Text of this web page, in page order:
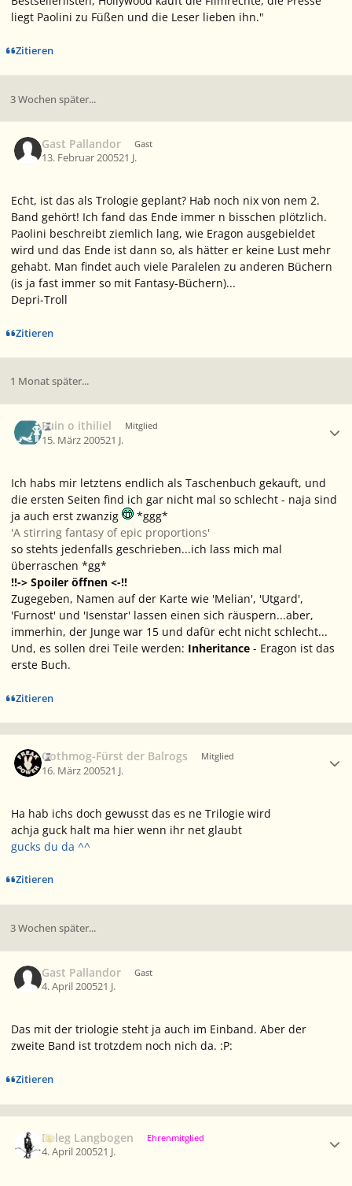
liegt Paolini zu Füßen und die Leser lieben ihn."
Zitieren
3 Wochen später...
Gast Pallandor Gast
13. Februar 200521 J.
Echt, ist das als Trologie geplant? Hab noch nix von nem 2.
Band gehört! Ich fand das Ende immer n bisschen plötzlich.
Paolini beschreibt ziemlich lang, wie Eragon ausgebieldet
wird und das Ende ist dann so, als hätter er keine Lust mehr
gehabt. Man findet auch viele Paralelen zu anderen Büchern
(is ja fast immer so mit Fantasy-Büchern)...
Depri-Troll
Zitieren
1 Monat später...
Fuin o ithiliel Mitglied
15. März 200521 J.
Ich habs mir letztens endlich als Taschenbuch gekauft, und
die ersten Seiten find ich gar nicht mal so schlecht - naja sind
ja auch erst zwanzig
*ggg*
'A stirring fantasy of epic proportions'
so stehts jedenfalls geschrieben...ich lass mich mal
überraschen *gg*
!!-> Spoiler öffnen <-!!
Zugegeben, Namen auf der Karte wie 'Melian', 'Utgard',
'Furnost' und 'Isenstar' lassen einen sich räuspern...aber,
immerhin, der Junge war 15 und dafür echt nicht schlecht...
Und, es sollen drei Teile werden: Inheritance - Eragon ist das
erste Buch.
Zitieren
Gothmog-Fürst der Balrogs Mitglied
16. März 200521 J.
Ha hab ichs doch gewusst das es ne Trilogie wird
achja guck halt ma hier wenn ihr net glaubt
gucks du da ^^
Zitieren
3 Wochen später...
Gast Pallandor Gast
4. April 200521 J.
Das mit der triologie steht ja auch im Einband. Aber der
zweite Band ist trotzdem noch nich da. :P:
Zitieren
Beleg Langbogen Ehrenmitglied
4. April 200521 J.